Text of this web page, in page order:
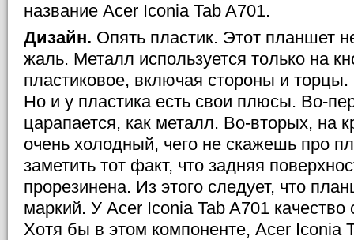
название Acer Iconia Tab A701.
Дизайн. Опять пластик. Этот планшет
жаль. Металл используется только на
пластиковое, включая стороны и
Но и у пластика есть свои плюсы. Во-
царапается, как металл. Во-вторых, на
очень холодный, чего не скажешь про
заметить тот факт, что задняя
прорезинена. Из этого следует, что
маркий. У Acer Iconia Tab A701 качество
Хотя бы в этом компоненте, Acer Iconia